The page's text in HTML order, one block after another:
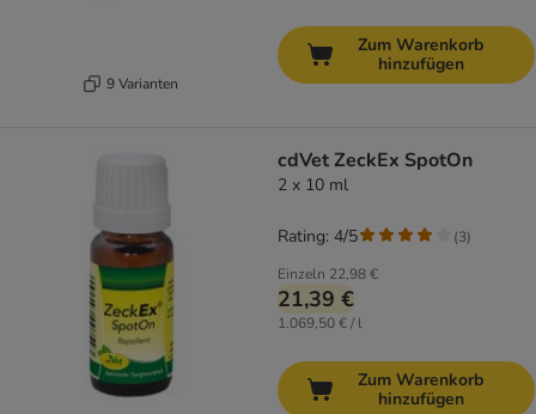
9 Varianten
Zum Warenkorb
hinzufügen
cdVet ZeckEx SpotOn
2 x 10 ml
Einzeln 22,98 €
21,39 €
1.069,50 € / l
Rating: 4/5 (3)
Zum Warenkorb
hinzufügen